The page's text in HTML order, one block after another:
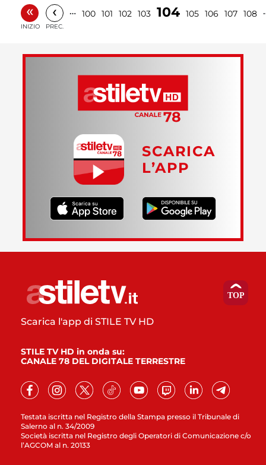
«
INIZIO
‹
PREC.
… 100 101 102 103 104 105 106 107 108
SCARICA
L’APP
Testata iscritta nel Registro della Stampa presso il Tribunale di
Salerno al n. 34/2009
Società iscritta nel Registro degli Operatori di Comunicazione c/o
l’AGCOM al n. 20133
Scarica l'app di STILE TV HD
STILE TV HD in onda su:
CANALE 78 DEL DIGITALE TERRESTRE